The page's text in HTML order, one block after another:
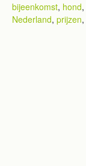
bijeenkomst, hond,
Nederland, prijzen,